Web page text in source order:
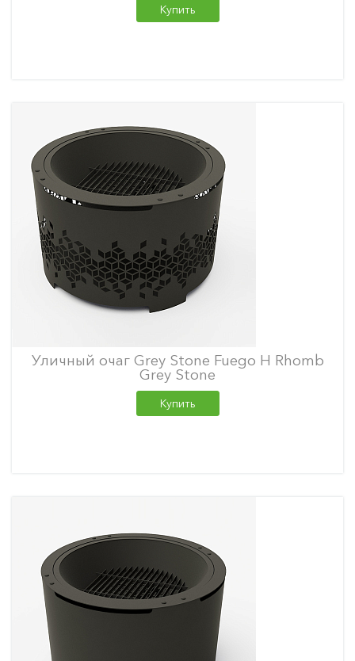
Купить
Уличный очаг Grey Stone Fuego H Rhomb
Grey Stone
Купить